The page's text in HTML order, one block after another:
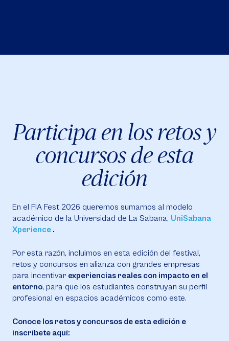
Participa en los retos y
concursos de esta
edición
En el FIA Fest 2026 queremos sumarnos al modelo
académico de la Universidad de La Sabana, UniSabana
Xperience .
Por esta razón, incluimos en esta edición del festival,
retos y concursos en alianza con grandes empresas
para incentivar experiencias reales con impacto en el
entorno, para que los estudiantes construyan su perfil
profesional en espacios académicos como este.
Conoce los retos y concursos de esta edición e
inscríbete aquí: